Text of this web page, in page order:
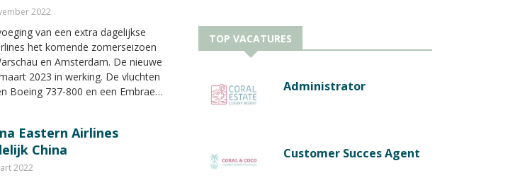
2022
van een extra dagelijkse
het komende zomerseizoen
en Amsterdam. De nieuwe
2023 in werking. De vluchten
Boeing 737-800 en een Embraer
Eastern Airlines
China
2022
TOP VACATURES
Administrator
Customer Succes Agent